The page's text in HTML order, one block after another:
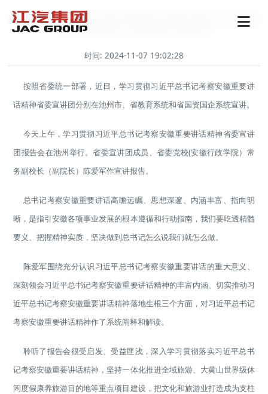
学习贯彻习近平总书记考察安徽重要讲话精神省委宣讲团在池州
市、省教育系统、省国资国企系统宣讲
时间: 2024-11-07 19:02:28
按照省委统一部署，近日，学习贯彻习近平总书记考察安徽重要讲
话精神省委宣讲团分别在池州市、省教育系统和省国资国企系统宣讲。
今天上午，学习贯彻习近平总书记考察安徽重要讲话精神省委宣讲
团报告会在池州举行。省委宣讲团成员、省委党校(安徽行政学院）常
务副校长（副院长）陈爱军作宣讲报告。
总书记考察安徽重要讲话高瞻远瞩、思想深邃、内涵丰富、指向明
晰，是指引安徽各项事业发展的根本遵循和行动指南，我们要吃透精髓
要义、把握精神实质，坚决做到总书记怎么说我们就怎么做。
陈爱军围绕充分认识习近平总书记考察安徽重要讲话的重大意义、
深刻领会习近平总书记考察安徽重要讲话精神的丰富内涵、切实推动习
近平总书记考察安徽重要讲话精神落地生根三个方面，对习近平总书记
考察安徽重要讲话精神作了系统阐释和解读。
聆听了报告会很受启发、受益匪浅，深入学习贯彻落实习近平总书
记考察安徽重要讲话精神，坚持一体化推进全域旅游、大黄山世界级休
闲度假康养旅游目的地等重点项目建设，把文化和旅游业打造成为支柱